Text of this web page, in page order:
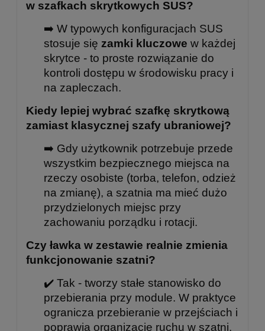
w szafkach skrytkowych SUS?
➡️ W typowych konfiguracjach SUS
stosuje się zamki kluczowe w każdej
skrytce - to proste rozwiązanie do
kontroli dostępu w środowisku pracy i
na zapleczach.
Kiedy lepiej wybrać szafkę skrytkową
zamiast klasycznej szafy ubraniowej?
➡️ Gdy użytkownik potrzebuje przede
wszystkim bezpiecznego miejsca na
rzeczy osobiste (torba, telefon, odzież
na zmianę), a szatnia ma mieć dużo
przydzielonych miejsc przy
zachowaniu porządku i rotacji.
Czy ławka w zestawie realnie zmienia
funkcjonowanie szatni?
✔️ Tak - tworzy stałe stanowisko do
przebierania przy module. W praktyce
ogranicza przebieranie w przejściach i
poprawia organizację ruchu w szatni.